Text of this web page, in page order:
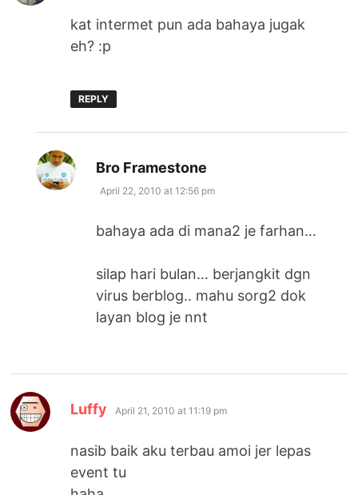
kat intermet pun ada bahaya jugak
eh? :p
REPLY
Bro Framestone
April 22, 2010 at 12:56 pm
bahaya ada di mana2 je farhan…
silap hari bulan… berjangkit dgn
virus berblog.. mahu sorg2 dok
layan blog je nnt
Luffy says:
April 21, 2010 at 11:19 pm
nasib baik aku terbau amoi jer lepas
event tu